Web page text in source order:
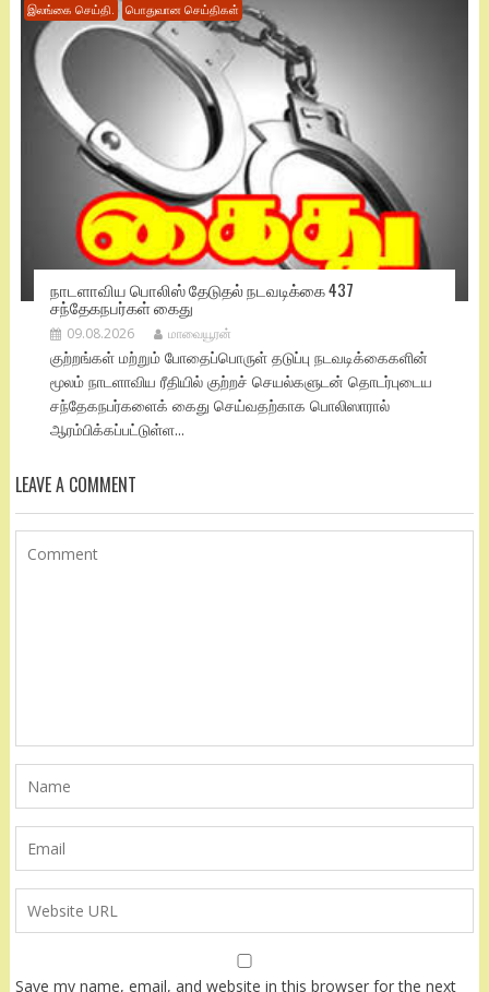
இலங்கை செய்தி. பொதுவான செய்திகள்
நாடளாவிய பொலிஸ் தேடுதல் நடவடிக்கை 437
சந்தேகநபர்கள் கைது
09.08.2026 மாவையூரன்
குற்றங்கள் மற்றும் போதைப்பொருள் தடுப்பு நடவடிக்கைகளின்
மூலம் நாடளாவிய ரீதியில் குற்றச் செயல்களுடன் தொடர்புடைய
சந்தேகநபர்களைக் கைது செய்வதற்காக பொலிஸாரால்
ஆரம்பிக்கப்பட்டுள்ள...
LEAVE A COMMENT
Save my name, email, and website in this browser for the next